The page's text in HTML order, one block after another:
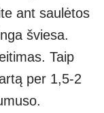
ant saulėtos
šviesa.
Taip
per 1,5-2